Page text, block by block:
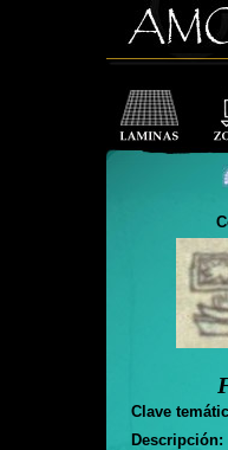
Clave
Descripción: